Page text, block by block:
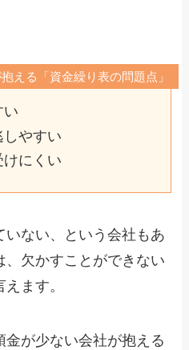
える「資金繰り表の問題点」
い
しやすい
にくい
いない、という会社もあ
、欠かすことができない
ます。
が少ない会社が抱える